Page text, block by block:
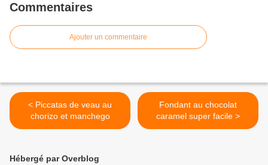
Commentaires
Ajouter un commentaire
< Piccatas de veau au
chorizo et manchego
Fondant au chocolat
caramel super facile >
Hébergé par Overblog